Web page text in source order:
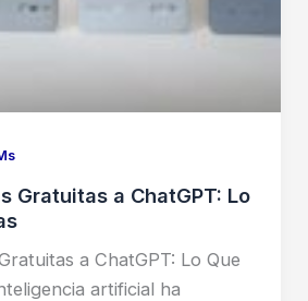
Gratuitas a ChatGPT: Lo
a ChatGPT: Lo Que
artificial ha